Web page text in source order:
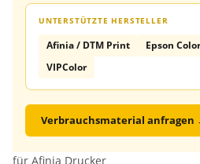
UNTERSTÜTZTE HERSTELLER
Afinia / DTM Print Epson
VIPColor
Verbrauchsmaterial anfragen
für Afinia Drucker